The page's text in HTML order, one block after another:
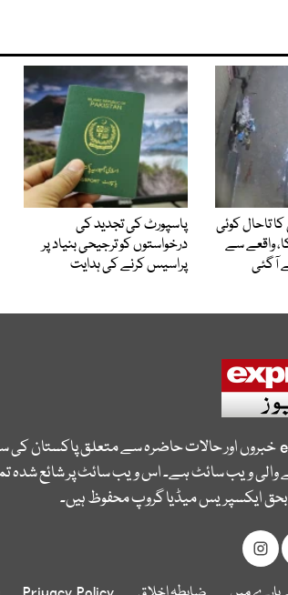
کا تاحال کوئی
واقعے سے
آگئی
پاسپورٹ کی تجدید کی
درخواستوں کو ترجیحی بنیاد پر
پراسیس کرنے کی ہدایت
خبروں اور حالات حاضرہ سے متعلق پاکستان
والی ویب سائٹ ہے۔ اس ویب سائٹ پر شائع شدہ
ایکسپریس میڈیا گروپ محفوظ ہیں۔